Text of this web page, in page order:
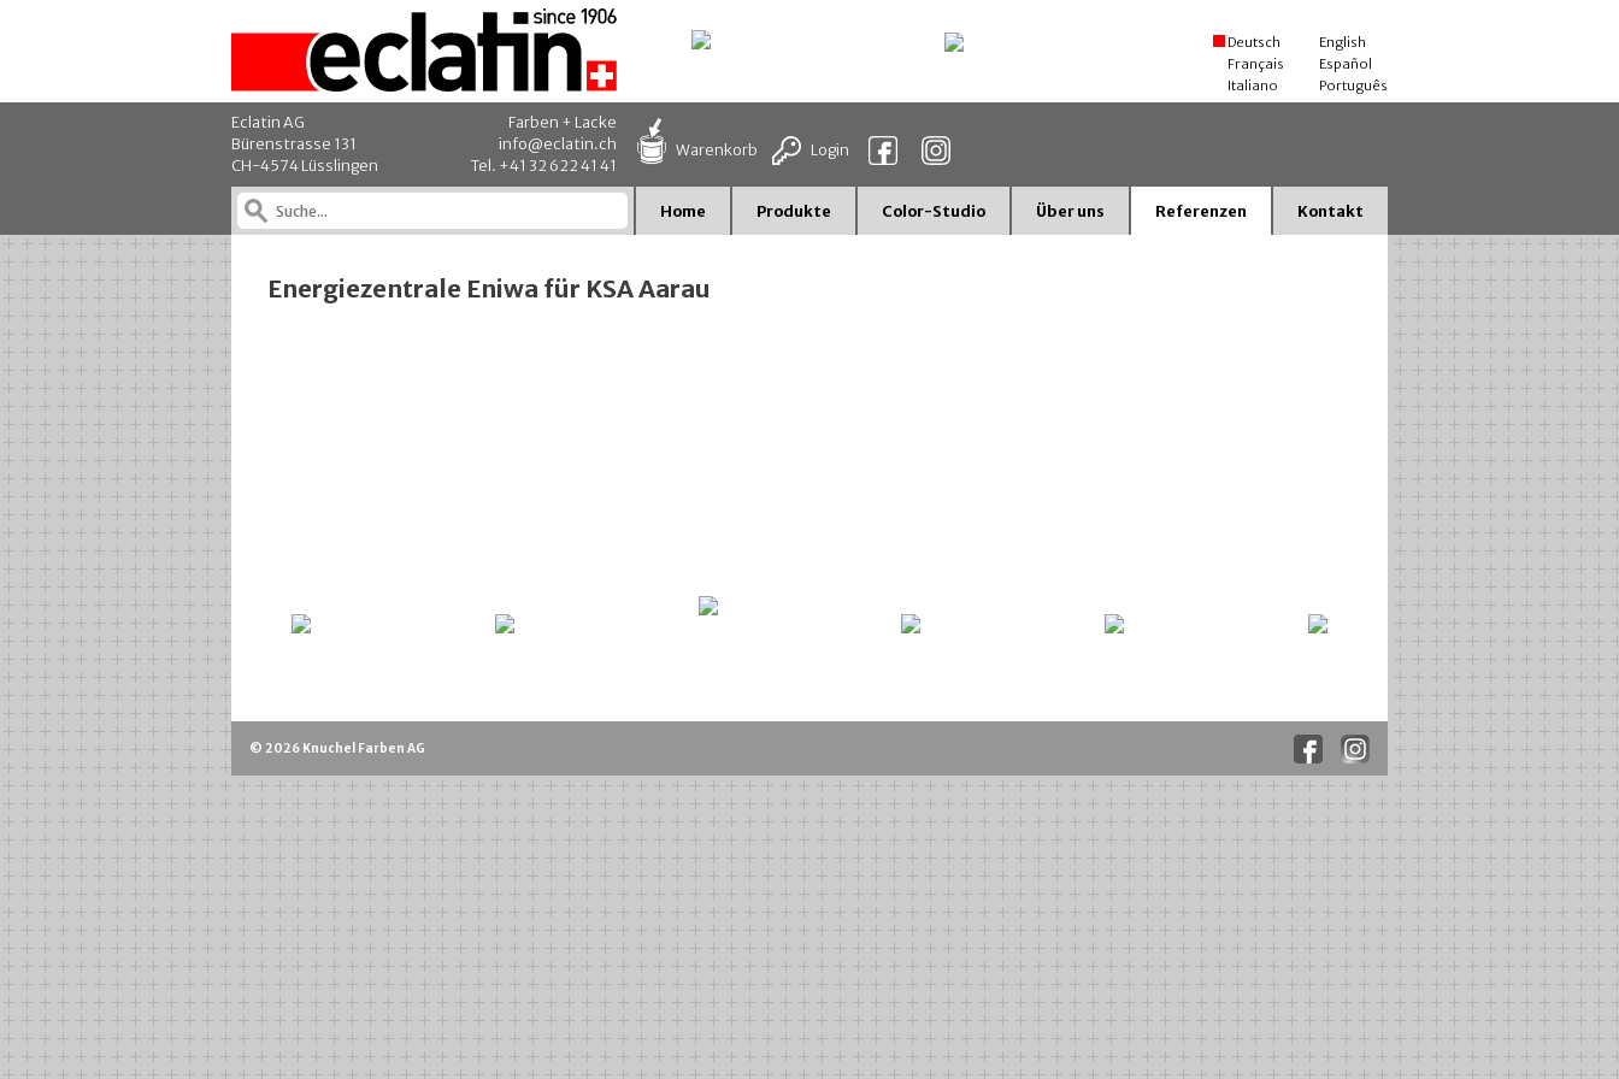
Eclatin AG
Bürenstrasse 131
CH-4574 Lüsslingen
Farben + Lacke
info@eclatin.ch
Tel. +41 32 622 41 41
Warenkorb Login
Deutsch
Français
Italiano
English
Español
Português
Home Produkte Color-Studio Über uns Referenzen Kontakt
Energiezentrale Eniwa für KSA Aarau
© 2026 Knuchel Farben AG